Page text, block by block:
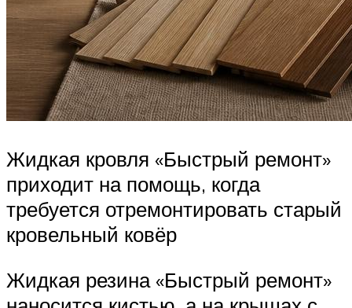
Жидкая кровля «Быстрый ремонт»
приходит на помощь, когда
требуется отремонтировать старый
кровельный ковёр
Жидкая резина «Быстрый ремонт»